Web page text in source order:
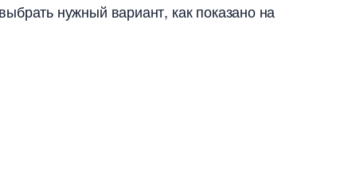
нужный вариант, как показано на